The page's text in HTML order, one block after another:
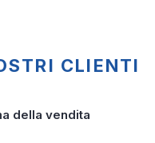
CLIENTI
della vendita